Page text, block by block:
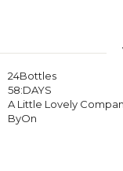
24Bottles
58:DAYS
A Little Lovely
ByOn